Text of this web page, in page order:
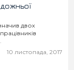
двох
10 листопада, 2017